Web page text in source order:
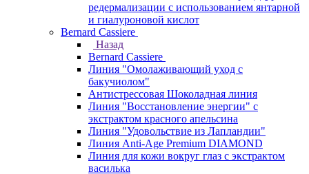
редермализации с использованием янтарной
и гиалуроновой кислот
Bernard Cassiere
Назад
Bernard Cassiere
Линия "Омолаживающий уход с
бакучиолом"
Антистрессовая Шоколадная линия
Линия "Восстановление энергии" с
экстрактом красного апельсина
Линия "Удовольствие из Лапландии"
Линия Anti-Age Premium DIAMOND
Линия для кожи вокруг глаз с экстрактом
василька